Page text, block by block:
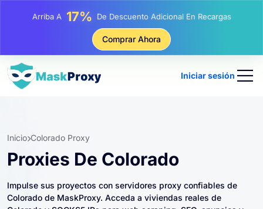
Arriba A 25% Descuento En Compras Estáticas IP
81% Descuento En Compras Rotativas IP
Comprar Ahora
Iniciar sesión
Inicio Colorado Proxy
Proxies De Colorado
Impulse sus proyectos con servidores proxy confiables de
Colorado de MaskProxy. Acceda a viviendas reales de